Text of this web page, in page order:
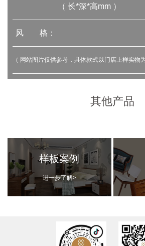
（ 长*深*高mm ）
风 格：
（ 网站图片仅供参考，具体款式以门店上样实物
其他产品
样板案例
进一步了解>